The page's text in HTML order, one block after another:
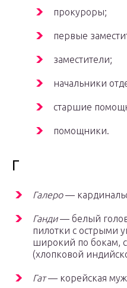
прокуроры;
первые
заместители;
начальники
старшие
помощники.
Г
Галеро—
Ганди— белый
пилотки с острыми
широкий по бокам,
(хлопковой
Гат— корейская